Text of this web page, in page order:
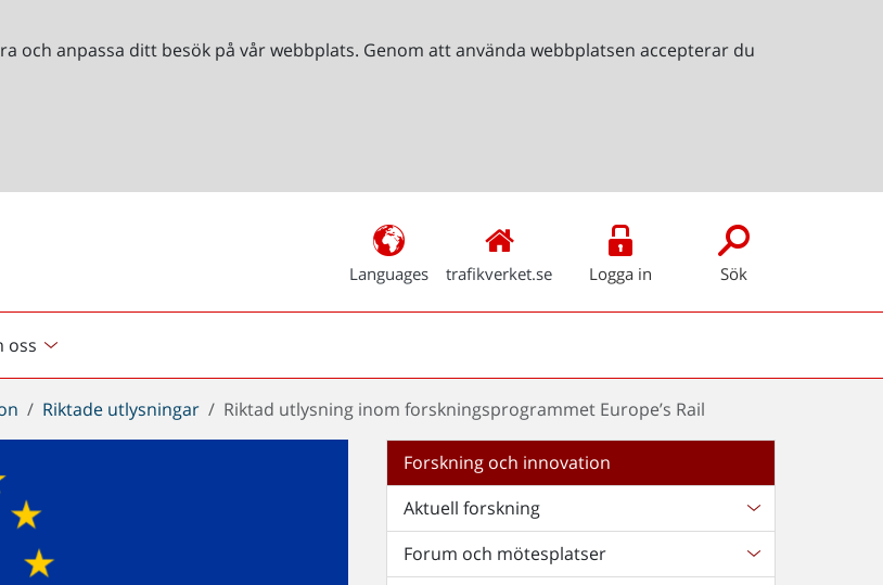
och anpassa ditt besök på vår webbplats. Genom att använda webbplatsen accepterar du
Languages trafikverket.se Logga in Sök
oss
Riktade utlysningar Riktad utlysning inom forskningsprogrammet Europe’s Rail
Forskning och innovation
Aktuell forskning
Forum och mötesplatser